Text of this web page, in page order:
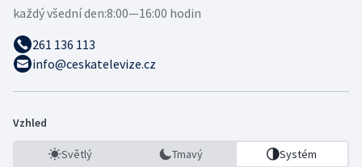
každý všední den:8:00—16:00 hodin
261 136 113
info@ceskatelevize.cz
Vzhled
Světlý Tmavý Systém